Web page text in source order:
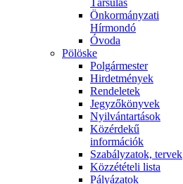
Társulás
Önkormányzati
Hírmondó
Óvoda
Pölöske
Polgármester
Hirdetmények
Rendeletek
Jegyzőkönyvek
Nyilvántartások
Közérdekű
információk
Szabályzatok, tervek
Közzétételi lista
Pályázatok